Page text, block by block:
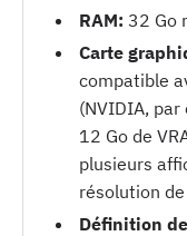
RAM: 32 Go
Carte
compatible
(NVIDIA,
12 Go de
plusieurs
résolution
Définition